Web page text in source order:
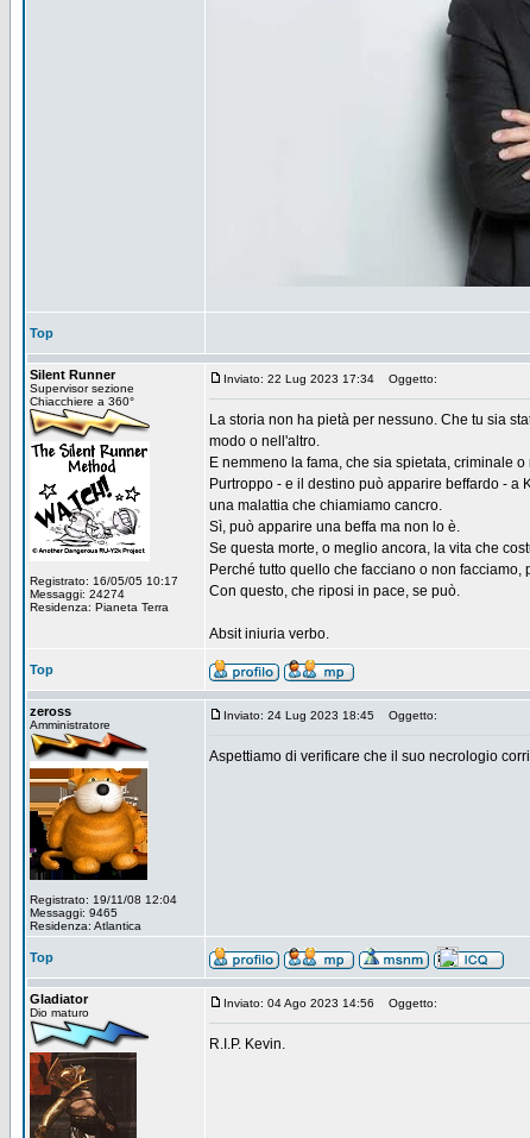
Top
Silent Runner
Supervisor sezione
Chiacchiere a 360°
Registrato: 16/05/05 10:17
Messaggi: 24274
Residenza: Pianeta Terra
Inviato: 22 Lug 2023 17:34 Oggetto:
La storia non ha pietà per nessuno. Che tu sia
modo o nell'altro.
E nemmeno la fama, che sia spietata, criminale
Purtroppo - e il destino può apparire beffardo -
una malattia che chiamiamo cancro.
Sì, può apparire una beffa ma non lo è.
Se questa morte, o meglio ancora, la vita che
Perché tutto quello che facciano o non
Con questo, che riposi in pace, se può.
Absit iniuria verbo.
Top
zeross
Amministratore
Registrato: 19/11/08 12:04
Messaggi: 9465
Residenza: Atlantica
Inviato: 24 Lug 2023 18:45 Oggetto:
Aspettiamo di verificare che il suo necrologio
Top
Gladiator
Dio maturo
Inviato: 04 Ago 2023 14:56 Oggetto:
R.I.P. Kevin.